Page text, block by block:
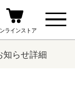
知らせ詳細